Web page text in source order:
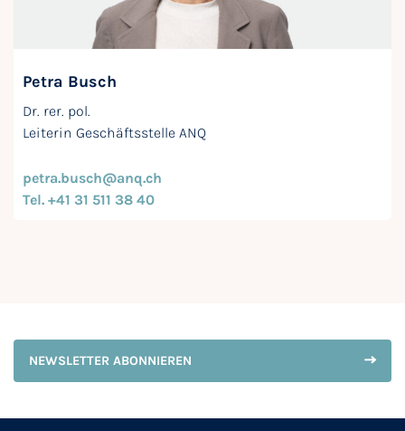
Petra Busch
Dr. rer. pol.
Leiterin Geschäftsstelle ANQ
petra.busch@anq.ch
Tel. +41 31 511 38 40
NEWSLETTER ABONNIEREN